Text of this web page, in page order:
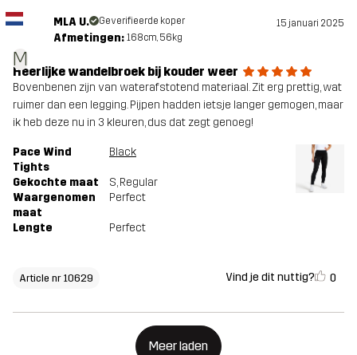
M
MLA U. Geverifieerde koper 15 januari 2025
Afmetingen: 168cm, 56kg
Heerlijke wandelbroek bij kouder weer
Bovenbenen zijn van waterafstotend materiaal. Zit erg prettig, wat
ruimer dan een legging. Pijpen hadden ietsje langer gemogen, maar
ik heb deze nu in 3 kleuren, dus dat zegt genoeg!
Pace Wind
Tights
Black
Gekochte maat S, Regular
Waargenomen
maat
Perfect
Lengte Perfect
Article nr 10629 Vind je dit nuttig? 0
Meer laden